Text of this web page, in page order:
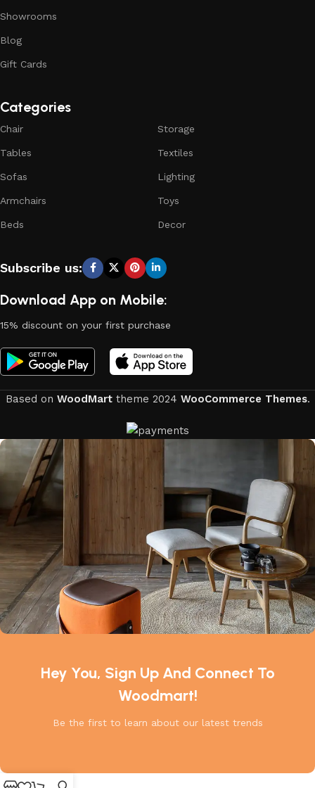
Showrooms
Blog
Gift Cards
Categories
Chair
Tables
Sofas
Armchairs
Beds
Storage
Textiles
Lighting
Toys
Decor
Subscribe us:
Download App on Mobile:
15% discount on your first purchase
Based on WoodMarttheme 2024 WooCommerce Themes.
Hey You, Sign Up And Connect To
Woodmart!
Be the first to learn about our latest trends